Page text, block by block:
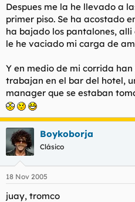
Despues me la he llevado a
primer piso. Se ha acostado
ha bajado los pantalones,
le he vaciado mi carga de
Y en medio de mi corrida
trabajan en el bar del hotel,
manager que se estaban
Boykoborja
Clásico
18 Nov 2005
juay, tromco